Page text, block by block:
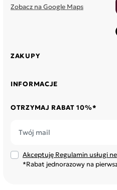
Zobacz na Google Maps
ZAKUPY
INFORMACJE
OTRZYMAJ RABAT 10%*
Akceptuję Regulamin usługi
*Rabat jednorazowy na